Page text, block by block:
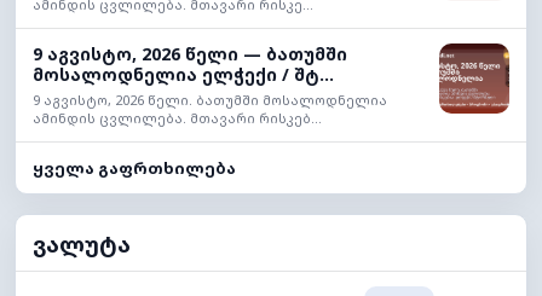
ამინდის ცვლილება. მთავარი რისკე...
9 აგვისტო, 2026 წელი — ბათუმში
მოსალოდნელია ელჭექი / შტ...
9 აგვისტო, 2026 წელი. ბათუმში მოსალოდნელია
ამინდის ცვლილება. მთავარი რისკებ...
ყველა გაფრთხილება
ვალუტა